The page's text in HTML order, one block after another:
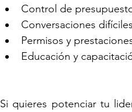
Control de
Conversaciones difíciles
Permisos y
Educación y